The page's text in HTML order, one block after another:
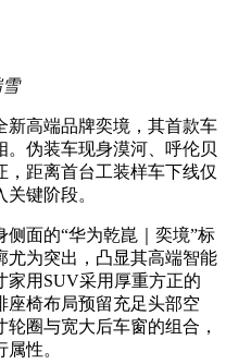
新高端品牌奕境，其首款车
伪装车现身漠河、呼伦贝
距离首台工装样车下线仅
键阶段。
面的“华为乾崑｜奕境”标
尤为突出，凸显其高端智能
家用SUV采用厚重方正的
座椅布局预留充足头部空
圈与宽大后车窗的组合，
性。